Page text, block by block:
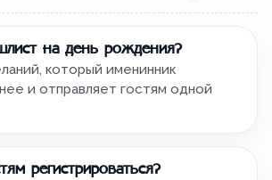
на день рождения?
который именинник
и отправляет гостям одной
регистрироваться?